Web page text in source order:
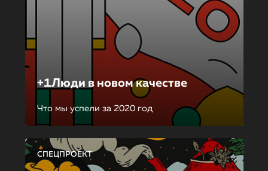
+1Люди в новом качестве
Что мы успели за 2020 год
СПЕЦПРОЕКТ